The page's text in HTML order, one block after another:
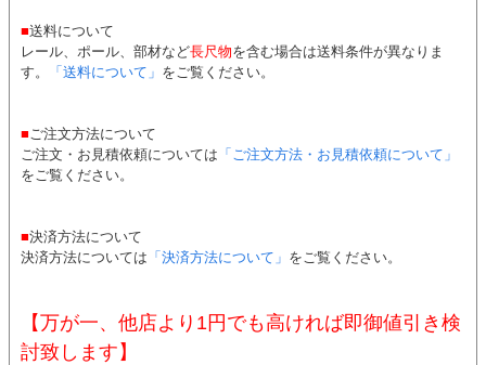
■送料について
レール、ポール、部材など長尺物を含む場合は送料条件が異なりま
す。
「送料について」 をご覧ください。
■ご注文方法について
ご注文・お見積依頼については 「ご注文方法・お見積依頼について」
をご覧ください。
■決済方法について
決済方法については 「決済方法について」 をご覧ください。
【万が一、他店より1円でも高ければ即御値引き検
討致します】